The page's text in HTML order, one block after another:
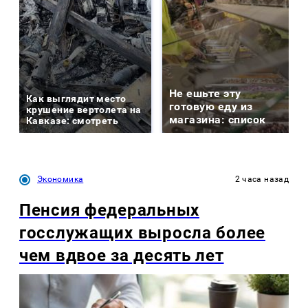
Как выглядит место
крушение вертолета на
Кавказе: смотреть
Не ешьте эту
готовую еду из
магазина: список
Экономика 2 часа назад
Пенсия федеральных
госслужащих выросла более
чем вдвое за десять лет